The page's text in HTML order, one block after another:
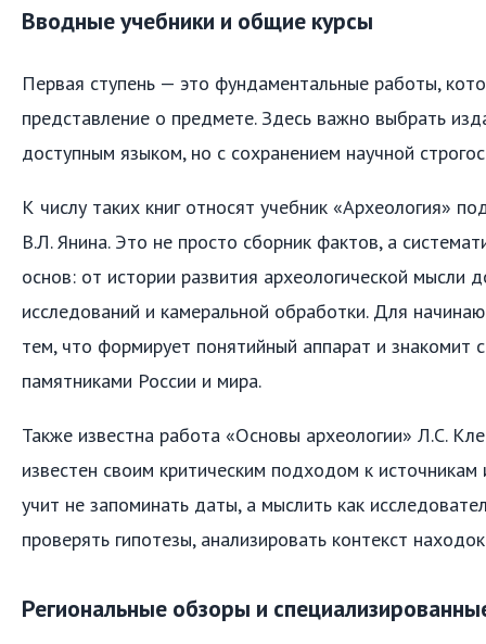
Вводные учебники и общие курсы
Первая ступень — это фундаментальные работы,
представление о предмете. Здесь важно выбрать
доступным языком, но с сохранением научной
К числу таких книг относят учебник «Археология»
В.Л. Янина. Это не просто сборник фактов, а
основ: от истории развития археологической мысли
исследований и камеральной обработки. Для
тем, что формирует понятийный аппарат и знакомит
памятниками России и мира.
Также известна работа «Основы археологии» Л.С.
известен своим критическим подходом к источникам
учит не запоминать даты, а мыслить как
проверять гипотезы, анализировать контекст
Региональные обзоры и